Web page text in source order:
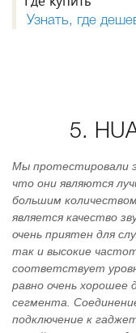
Узнать, где
5.
Мы протестировали
что они являются
большим
является качество
очень приятен для
так и высокие
соответствует
равно очень хорошее
сегмента.
подключение к